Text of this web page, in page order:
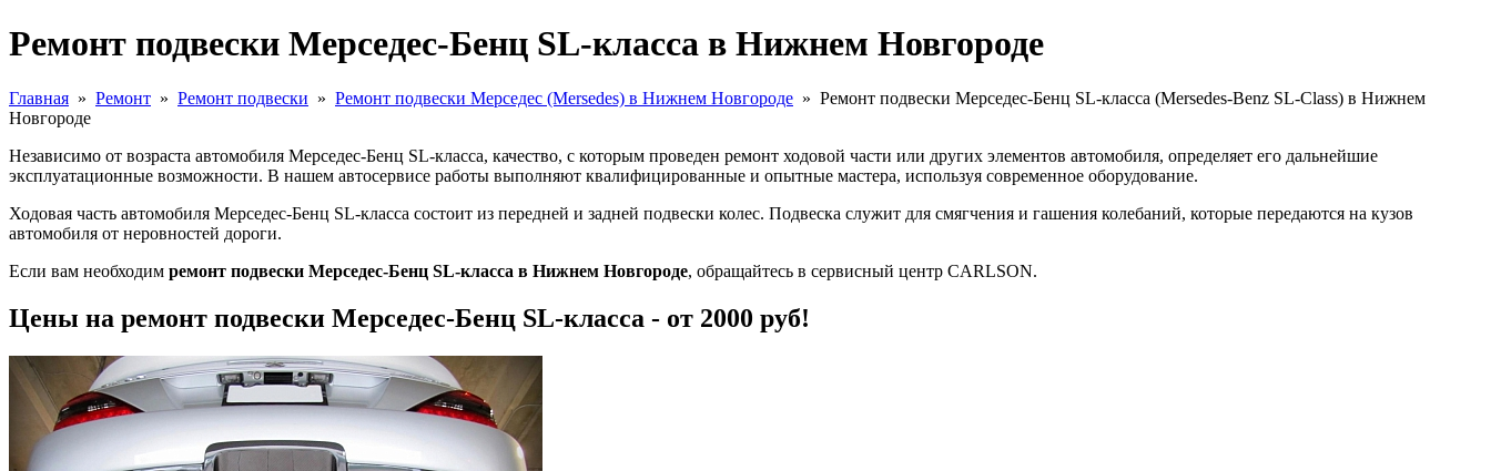
Ремонт подвески Мерседес-Бенц SL-класса в Нижнем Новгороде
Главная » Ремонт » Ремонт подвески » Ремонт подвески Мерседес (Mersedes) в Нижнем Новгороде » Ремонт подвески Мерседес-Бенц SL-класса (Mersedes-Benz SL-Class) в Нижнем
Новгороде
Независимо от возраста автомобиля Мерседес-Бенц SL-класса, качество, с которым проведен ремонт ходовой части или других элементов автомобиля, определяет его дальнейшие
эксплуатационные возможности. В нашем автосервисе работы выполняют квалифицированные и опытные мастера, используя современное оборудование.
Ходовая часть автомобиля Мерседес-Бенц SL-класса состоит из передней и задней подвески колес. Подвеска служит для смягчения и гашения колебаний, которые передаются на кузов
автомобиля от неровностей дороги.
Если вам необходим ремонт подвески Мерседес-Бенц SL-класса в Нижнем Новгороде, обращайтесь в сервисный центр CARLSON.
Цены на ремонт подвески Мерседес-Бенц SL-класса - от 2000 руб!